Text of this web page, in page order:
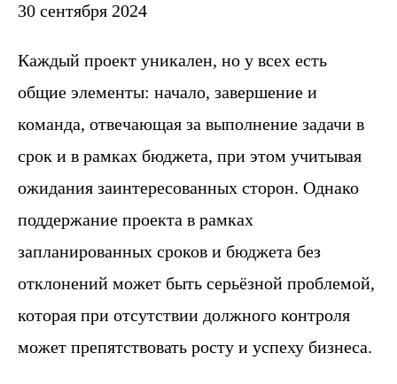
30 сентября 2024
Каждый проект уникален, но у всех есть
общие элементы: начало, завершение и
команда, отвечающая за выполнение задачи в
срок и в рамках бюджета, при этом учитывая
ожидания заинтересованных сторон. Однако
поддержание проекта в рамках
запланированных сроков и бюджета без
отклонений может быть серьёзной проблемой,
которая при отсутствии должного контроля
может препятствовать росту и успеху бизнеса.